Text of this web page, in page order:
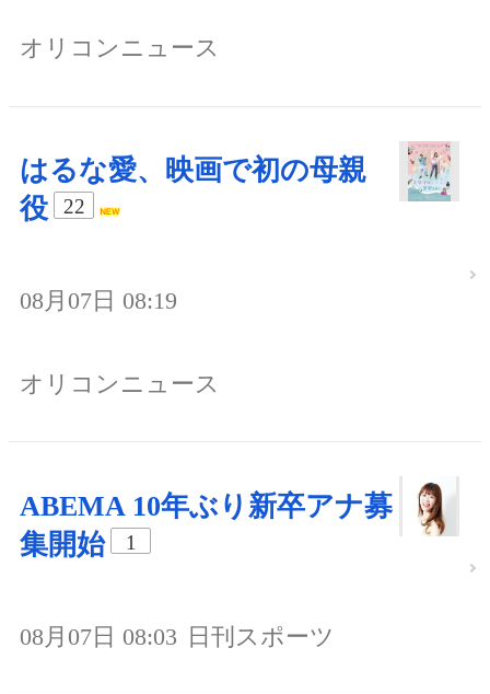
オリコンニュース
はるな愛、映画で初の母親
役
22
08月07日 08:19
オリコンニュース
ABEMA 10年ぶり新卒アナ募
集開始
1
08月07日 08:03 日刊スポーツ